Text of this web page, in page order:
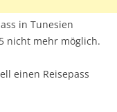
in Tunesien
nicht mehr möglich.
einen Reisepass